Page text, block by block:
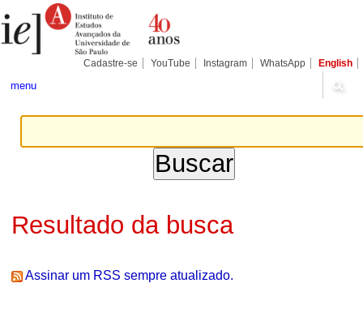
para
conteúdo.
Pessoais
Cadastre-se YouTube Instagram WhatsApp English
menu
Resultado da busca
Assinar um RSS sempre atualizado.